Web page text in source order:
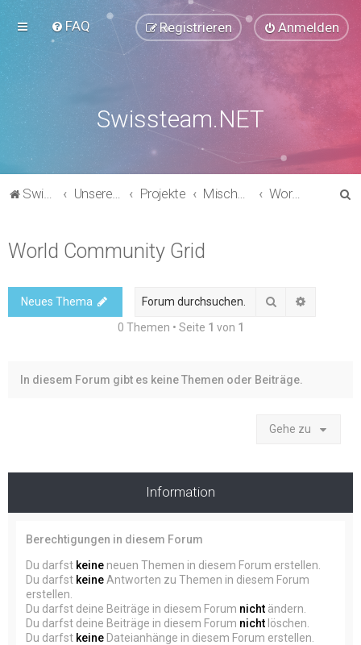
FAQ Anmelden
Registrieren
Swissteam.NET
Swissteam.NET Unsere Foren Projekte Mischprojekte World Community Grid
World Community Grid
Neues Thema Suche
0 Themen • Seite 1 von 1
In diesem Forum gibt es keine Themen oder Beiträge.
Gehe zu
Information
Berechtigungen in diesem Forum
Du darfst keine neuen Themen in diesem Forum erstellen.
Du darfst keine Antworten zu Themen in diesem Forum
erstellen.
Du darfst deine Beiträge in diesem Forum nicht ändern.
Du darfst deine Beiträge in diesem Forum nicht löschen.
Du darfst keine Dateianhänge in diesem Forum erstellen.